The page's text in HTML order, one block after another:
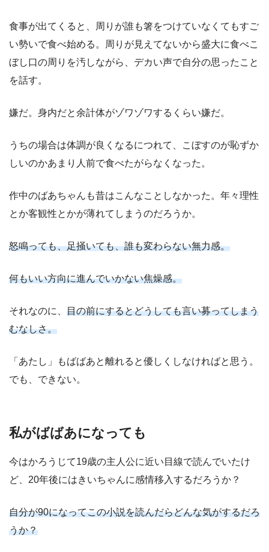
食事が出てくると、周りが誰も箸をつけていなくてもすご
い勢いで食べ始める。周りが見えてないから盛大に食べこ
ぼし口の周りを汚しながら、デカい声で自分の思ったこと
を話す。
嫌だ。身内だと余計体がゾワゾワするくらい嫌だ。
うちの場合は体調が良くなるにつれて、こぼすのが恥ずか
しいのかあまり人前で食べたがらなくなった。
作中のばあちゃんも昔はこんなことしなかった。年々理性
とか客観性とかが薄れてしまうのだろうか。
怒鳴っても、足掻いても、誰も変わらない無力感。
何もいい方向に進んでいかない焦燥感。
それなのに、 目の前にするとどうしても言い募ってしまう
むなしさ。
「あたし」もばばあと離れると優しくしなければと思う。
でも、できない。
私がばばあになっても
今はかろうじて19歳の主人公に近い目線で読んでいたけ
ど、20年後にはきいちゃんに感情移入するだろうか？
自分が90になってこの小説を読んだらどんな気がするだろ
うか？